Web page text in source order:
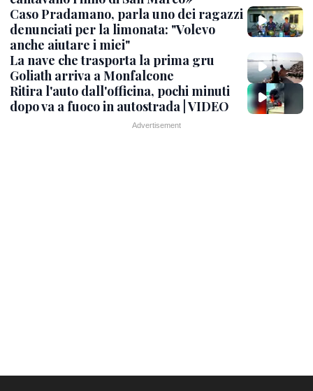
Caso Pradamano, parla uno dei ragazzi
denunciati per la limonata: "Volevo
anche aiutare i miei"
La nave che trasporta la prima gru
Goliath arriva a Monfalcone
Ritira l'auto dall'officina, pochi minuti
dopo va a fuoco in autostrada | VIDEO